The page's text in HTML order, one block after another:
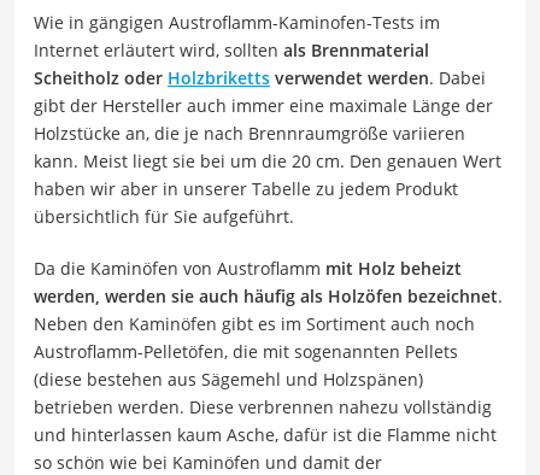
Wie in gängigen Austroflamm-Kaminofen-Tests im
Internet erläutert wird, sollten als Brennmaterial
Scheitholz oder Holzbriketts verwendet werden. Dabei
gibt der Hersteller auch immer eine maximale Länge der
Holzstücke an, die je nach Brennraumgröße variieren
kann. Meist liegt sie bei um die 20 cm. Den genauen Wert
haben wir aber in unserer Tabelle zu jedem Produkt
übersichtlich für Sie aufgeführt.
Da die Kaminöfen von Austroflamm mit Holz beheizt
werden, werden sie auch häufig als Holzöfen bezeichnet.
Neben den Kaminöfen gibt es im Sortiment auch noch
Austroflamm-Pelletöfen, die mit sogenannten Pellets
(diese bestehen aus Sägemehl und Holzspänen)
betrieben werden. Diese verbrennen nahezu vollständig
und hinterlassen kaum Asche, dafür ist die Flamme nicht
so schön wie bei Kaminöfen und damit der